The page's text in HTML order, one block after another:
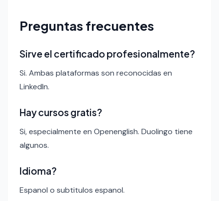
Preguntas frecuentes
Sirve el certificado profesionalmente?
Si. Ambas plataformas son reconocidas en
LinkedIn.
Hay cursos gratis?
Si, especialmente en Openenglish. Duolingo tiene
algunos.
Idioma?
Espanol o subtitulos espanol.